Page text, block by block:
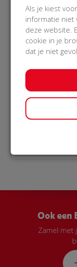
Ook een
Zamel met
Als je kiest
informatie niet
deze website.
cookie in je
dat je niet